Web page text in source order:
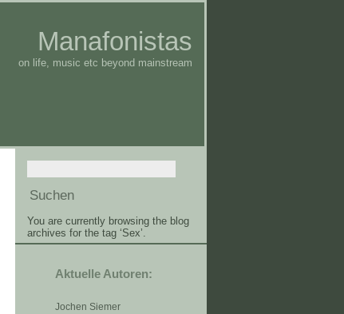
Manafonistas
on life, music etc beyond mainstream
You are currently browsing the blog
archives for the tag ‘Sex’.
Aktuelle Autoren:
Jochen Siemer